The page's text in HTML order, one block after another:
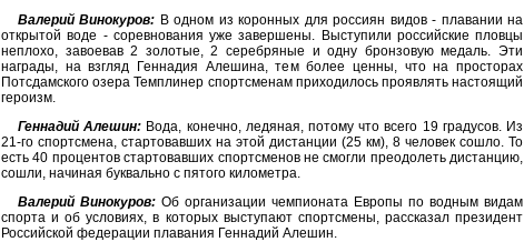
Валерий Винокуров: В одном из коронных для россиян видов - плавании на
открытой воде - соревнования уже завершены. Выступили российские пловцы
неплохо, завоевав 2 золотые, 2 серебряные и одну бронзовую медаль. Эти
награды, на взгляд Геннадия Алешина, тем более ценны, что на просторах
Потсдамского озера Темплинер спортсменам приходилось проявлять настоящий
героизм.
Геннадий Алешин: Вода, конечно, ледяная, потому что всего 19 градусов. Из
21-го спортсмена, стартовавших на этой дистанции (25 км), 8 человек сошло. То
есть 40 процентов стартовавших спортсменов не смогли преодолеть дистанцию,
сошли, начиная буквально с пятого километра.
Валерий Винокуров: Об организации чемпионата Европы по водным видам
спорта и об условиях, в которых выступают спортсмены, рассказал президент
Российской федерации плавания Геннадий Алешин.